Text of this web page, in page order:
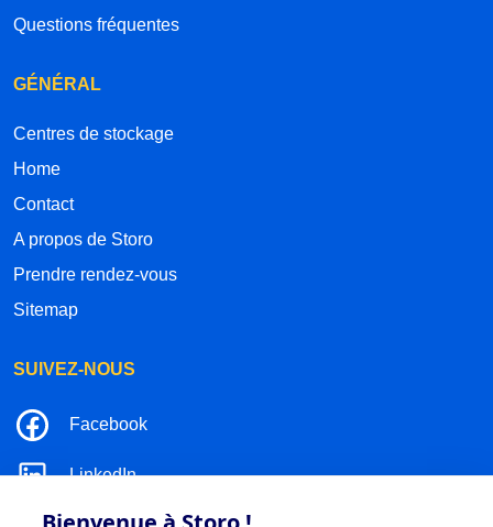
Questions fréquentes
GÉNÉRAL
Centres de stockage
Home
Contact
A propos de Storo
Prendre rendez-vous
Sitemap
SUIVEZ-NOUS
Facebook
LinkedIn